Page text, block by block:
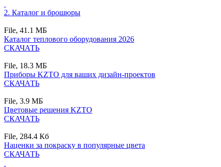
2. Каталог и брошюры
File, 41.1 MБ
Каталог теплового оборудования 2026
СКАЧАТЬ
File, 18.3 MБ
Приборы KZTO для ваших дизайн-проектов
СКАЧАТЬ
File, 3.9 MБ
Цветовые решения KZTO
СКАЧАТЬ
File, 284.4 Кб
Наценки за покраску в популярные цвета
СКАЧАТЬ